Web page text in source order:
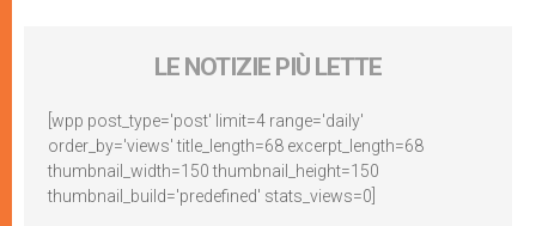
LE NOTIZIE PIÙ LETTE
[wpp post_type='post' limit=4 range='daily'
order_by='views' title_length=68 excerpt_length=68
thumbnail_width=150 thumbnail_height=150
thumbnail_build='predefined' stats_views=0]